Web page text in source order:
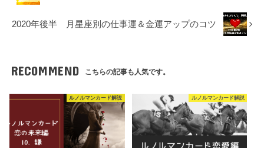
2020年後半 月星座別の仕事運＆金運アップのコツ
RECOMMEND こちらの記事も人気です。
ルノルマンカード解説 ルノルマンカード解説